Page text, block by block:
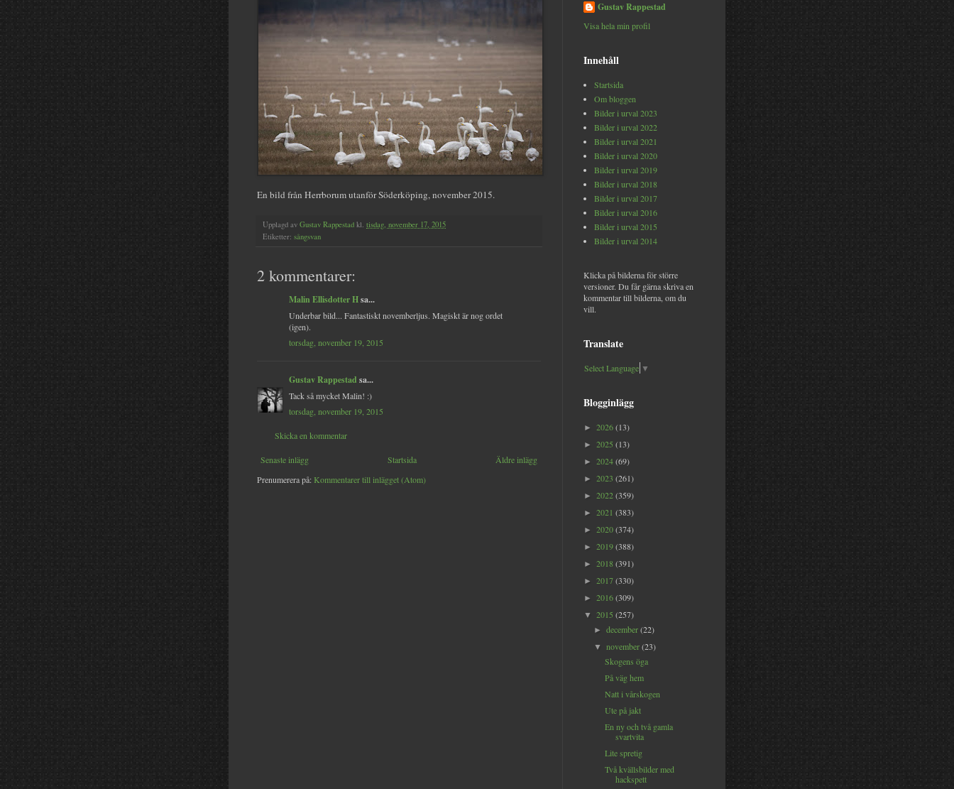
En bild från Herrborum utanför Söderköping, november 2015.
Upplagd av Gustav Rappestad kl. tisdag, november 17, 2015
Etiketter: sångsvan
2 kommentarer:
Malin Ellisdotter Hsa...
Underbar bild... Fantastiskt novemberljus. Magiskt är nog ordet
(igen).
torsdag, november 19, 2015
Gustav Rappestad sa...
Tack så mycket Malin! :)
torsdag, november 19, 2015
Skicka en kommentar
Senaste inlägg Äldre inlägg
Startsida
Prenumerera på: Kommentarer till inlägget (Atom)
Gustav Rappestad
Visa hela min profil
Innehåll
Startsida
Om bloggen
Bilder i urval 2023
Bilder i urval 2022
Bilder i urval 2021
Bilder i urval 2020
Bilder i urval 2019
Bilder i urval 2018
Bilder i urval 2017
Bilder i urval 2016
Bilder i urval 2015
Bilder i urval 2014
Klicka på bilderna för större
versioner. Du får gärna skriva en
kommentar till bilderna, om du
vill.
Translate
Select Language ▼
Blogginlägg
► 2026(13)
► 2025 (13)
► 2024(69)
► 2023 (261)
► 2022(359)
► 2021 (383)
► 2020(374)
► 2019(388)
► 2018 (391)
► 2017(330)
► 2016(309)
▼ 2015 (257)
►december(22)
▼november(23)
Skogens öga
På väg hem
Natt i vårskogen
Ute på jakt
En ny och två gamla
svartvita
Lite spretig
Två kvällsbilder med
hackspett